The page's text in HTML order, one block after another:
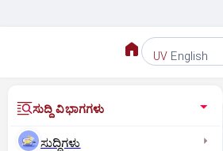
UV English
ಸುದ್ದಿ ವಿಭಾಗಗಳು
ಸುದ್ದಿಗಳು